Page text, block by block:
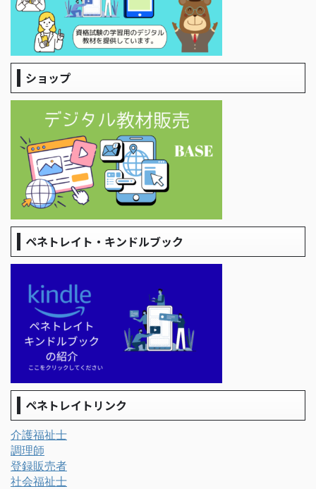
ショップ
ペネトレイト・キンドルブック
ペネトレイトリンク
介護福祉士
調理師
登録販売者
社会福祉士